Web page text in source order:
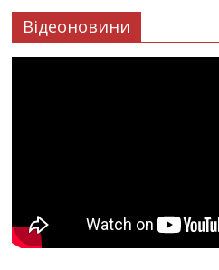
Відеоновини